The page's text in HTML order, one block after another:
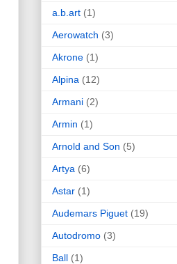
a.b.art (1)
Aerowatch (3)
Akrone (1)
Alpina (12)
Armani (2)
Armin (1)
Arnold and Son (5)
Artya (6)
Astar (1)
Audemars Piguet (19)
Autodromo (3)
Ball (1)